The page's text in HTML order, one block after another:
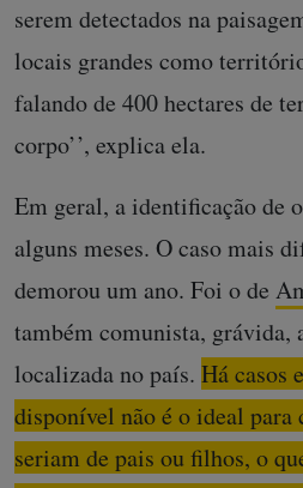
serem detectados na
locais grandes como
falando de 400 hectares de
corpo’’, explica ela.
Em geral, a identificação de
alguns meses. O caso mais
demorou um ano. Foi o de
também comunista, grávida,
localizada no país. Há casos
disponível não é o ideal para
seriam de pais ou filhos, o